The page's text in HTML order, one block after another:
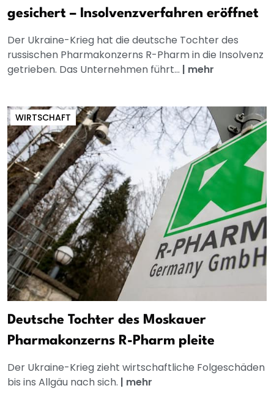
gesichert – Insolvenzverfahren eröffnet
Der Ukraine-Krieg hat die deutsche Tochter des
russischen Pharmakonzerns R-Pharm in die Insolvenz
getrieben. Das Unternehmen führt... | mehr
WIRTSCHAFT
Deutsche Tochter des Moskauer
Pharmakonzerns R-Pharm pleite
Der Ukraine-Krieg zieht wirtschaftliche Folgeschäden
bis ins Allgäu nach sich. | mehr